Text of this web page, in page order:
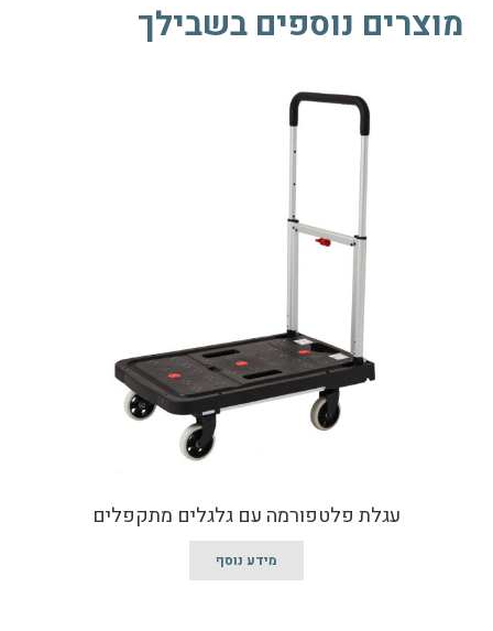
מוצרים נוספים בשבילך
עגלת פלטפורמה עם גלגלים מתקפלים
מידע נוסף